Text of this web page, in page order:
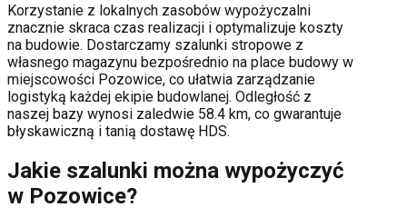
Korzystanie z lokalnych zasobów wypożyczalni
znacznie skraca czas realizacji i optymalizuje koszty
na budowie. Dostarczamy szalunki stropowe z
własnego magazynu bezpośrednio na place budowy w
miejscowości Pozowice, co ułatwia zarządzanie
logistyką każdej ekipie budowlanej. Odległość z
naszej bazy wynosi zaledwie 58.4 km, co gwarantuje
błyskawiczną i tanią dostawę HDS.
Jakie szalunki można wypożyczyć
w Pozowice?